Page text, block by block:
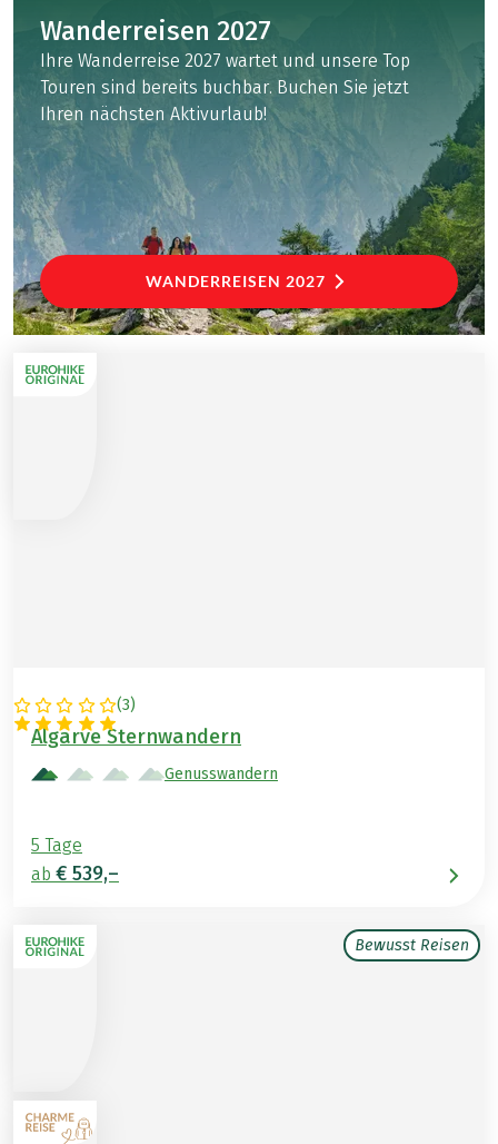
Wanderreisen 2027
Ihre Wanderreise 2027 wartet und unsere Top
Touren sind bereits buchbar. Buchen Sie jetzt
Ihren nächsten Aktivurlaub!
WANDERREISEN 2027
(3)
PORTUGAL
Algarve Sternwandern
Genusswandern
5 Tage
ab € 539,–
Bewusst Reisen